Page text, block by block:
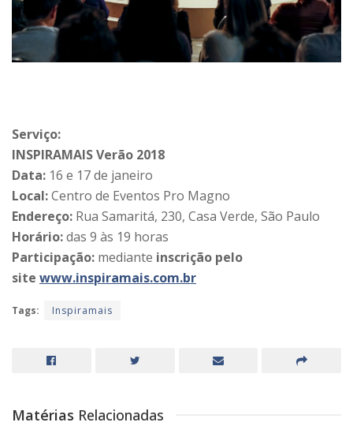
Serviço:
INSPIRAMAIS Verão 2018
Data: 16 e 17 de janeiro
Local:Centro de Eventos Pro Magno
Endereço: Rua Samaritá, 230, Casa Verde, São Paulo
Horário:das 9 às 19 horas
Participação: mediante inscrição pelo
site www.inspiramais.com.br
Tags: Inspiramais
Matérias Relacionadas